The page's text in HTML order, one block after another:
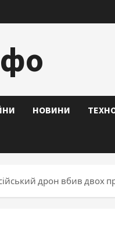
НОВИНИ
дрон вбив двох